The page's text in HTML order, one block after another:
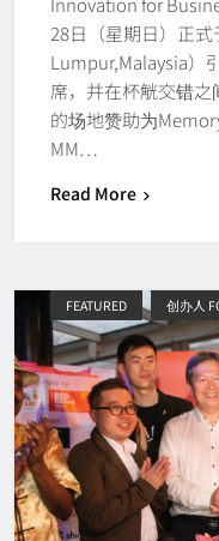
28日（星期日）正
Lumpur,Malaysia）
席，并在杯觥交错
的场地赞助为
MM…
Read More
FEATURED 创办人